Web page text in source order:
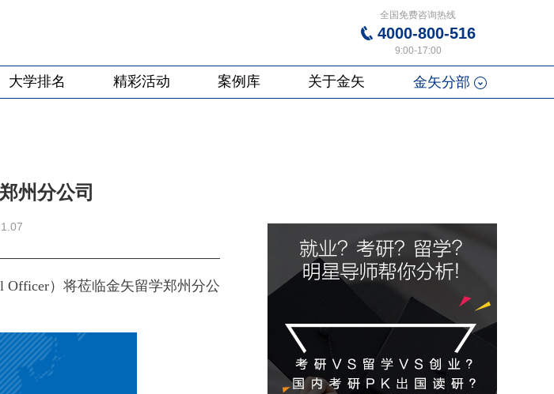
全国免费咨询热线
4000-800-516
9:00-17:00
大学排名 精彩活动 案例库 关于金矢 金矢分部
州分公司
Officer）将莅临金矢留学郑州分公